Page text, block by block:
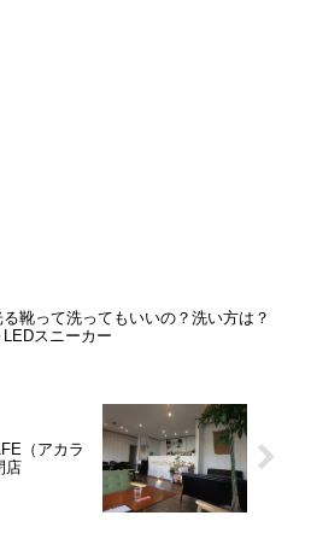
る靴って洗ってもいいの？洗い方は？
LEDスニーカー
（アカラ
店